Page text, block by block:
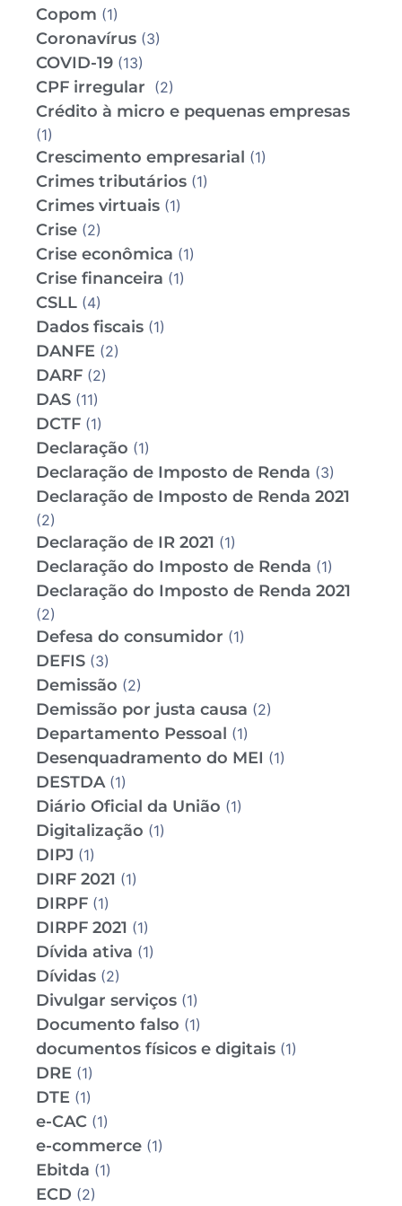
Copom (1)
Coronavírus (3)
COVID-19 (13)
CPF irregular (2)
Crédito à micro e pequenas empresas
(1)
Crescimento empresarial (1)
Crimes tributários (1)
Crimes virtuais (1)
Crise (2)
Crise econômica (1)
Crise financeira (1)
CSLL (4)
Dados fiscais (1)
DANFE (2)
DARF (2)
DAS (11)
DCTF (1)
Declaração (1)
Declaração de Imposto de Renda (3)
Declaração de Imposto de Renda 2021
(2)
Declaração de IR 2021 (1)
Declaração do Imposto de Renda (1)
Declaração do Imposto de Renda 2021
(2)
Defesa do consumidor (1)
DEFIS (3)
Demissão (2)
Demissão por justa causa (2)
Departamento Pessoal (1)
Desenquadramento do MEI (1)
DESTDA(1)
Diário Oficial da União (1)
Digitalização (1)
DIPJ (1)
DIRF 2021 (1)
DIRPF (1)
DIRPF 2021 (1)
Dívida ativa (1)
Dívidas (2)
Divulgar serviços (1)
Documento falso (1)
documentos físicos e digitais (1)
DRE (1)
DTE (1)
e-CAC (1)
e-commerce (1)
Ebitda (1)
ECD (2)